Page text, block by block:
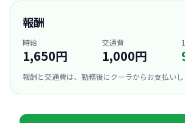
報酬
時給
1,650円
交通費
1,000円
報酬と交通費は、勤務後にクーラからお支払いし